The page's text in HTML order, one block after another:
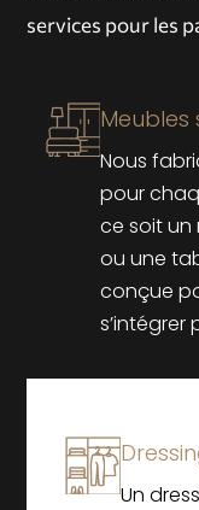
services pour les
Meubles
Nous
pour
ce soit un
ou une
conçue
Un